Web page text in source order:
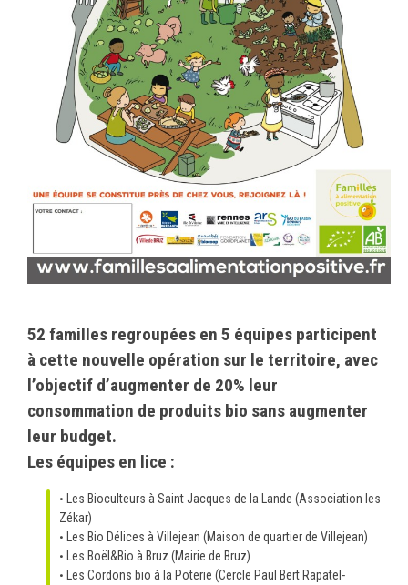
52 familles regroupées en 5 équipes participent
à cette nouvelle opération sur le territoire, avec
l’objectif d’augmenter de 20% leur
consommation de produits bio sans augmenter
leur budget.
Les équipes en lice :
Les Bioculteurs à Saint Jacques de la Lande (Association les
Zékar)
Les Bio Délices à Villejean (Maison de quartier de Villejean)
Les Boël&Bio à Bruz (Mairie de Bruz)
Les Cordons bio à la Poterie (Cercle Paul Bert Rapatel-